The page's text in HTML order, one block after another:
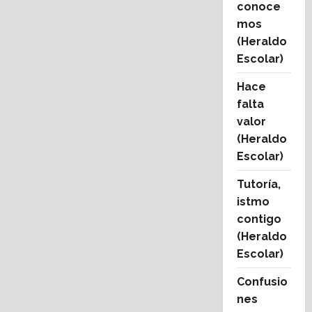
conoce
mos
(Heraldo
Escolar)
Hace
falta
valor
(Heraldo
Escolar)
Tutoría,
istmo
contigo
(Heraldo
Escolar)
Confusio
nes